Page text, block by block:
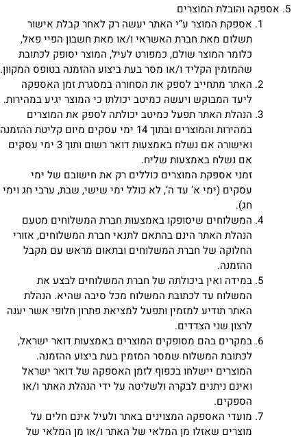
אספקה והובלת המוצרים
אספקת המוצר ע”י האתר יעשה רק לאחר קבלת אישור
תשלום מאת חברת האשראי ו/או מאת חשבון הפיי פאל,
כלומר המוצר שולם, כמפורט לעיל, המוצר יסופק לכתובת
שהמזמין הקליד ו/או מסר בעת ביצוע ההזמנה בטופס המקוון.
האתר מתחייב לספק את הסחורה במסגרת זמן האספקה
ליעד המבוקש ויעשה כמיטב יכולתו כי המוצר יגיע במהירות.
הנהלת האתר תפעל כמיטב יכולתה לספק את המוצרים
במהירות והמוצרים ובתוך 14 ימי עסקים מיום קליטת ההזמנה
ואישורה אם נשלח באמצעות דואר רשום ותוך 3 ימי עסקים
אם נשלח באמצעות שליח.
זמני אספקת המוצרים כוללים רק את חישובם של ימי
עסקים (ימי א’ עד ה’, לא כולל ימי שישי, שבת, ערבי חג וימי
חג).
המשלוחים שיסופקו באמצעות חברת המשלוחים מטעם
הנהלת האתר הינם בהתאם לתנאי חברת המשלוחים, אזורי
החלוקה של חברת המשלוחים ובתאום מראש עם מקבל
ההזמנה.
במידה ואין ביכולתה של חברת המשלוחים לבצע את
המשלוח עד לכתובת המשלוח מכל סיבה שהיא. הנהלת
האתר תודיע למזמין ותפעל למציאת פתרון חלופי אשר יענה
לרצון שני הצדדים.
במקרים בהם מסופקים המוצרים באמצעות דואר ישראל,
לכתובת המשלוח שמסר המזמין בעת ביצוע ההזמנה.
המוצרים יישלחו בכפוף לזמן האספקה של דואר ישראל
ואינם ניתנים לבקרה ולשליטה על ידי הנהלת האתר ו/או
הספקים.
מועדי האספקה המצוינים באתר ולעיל אינם חלים על
מוצרים שאזלו מן המלאי של האתר ו/או מן המלאי של